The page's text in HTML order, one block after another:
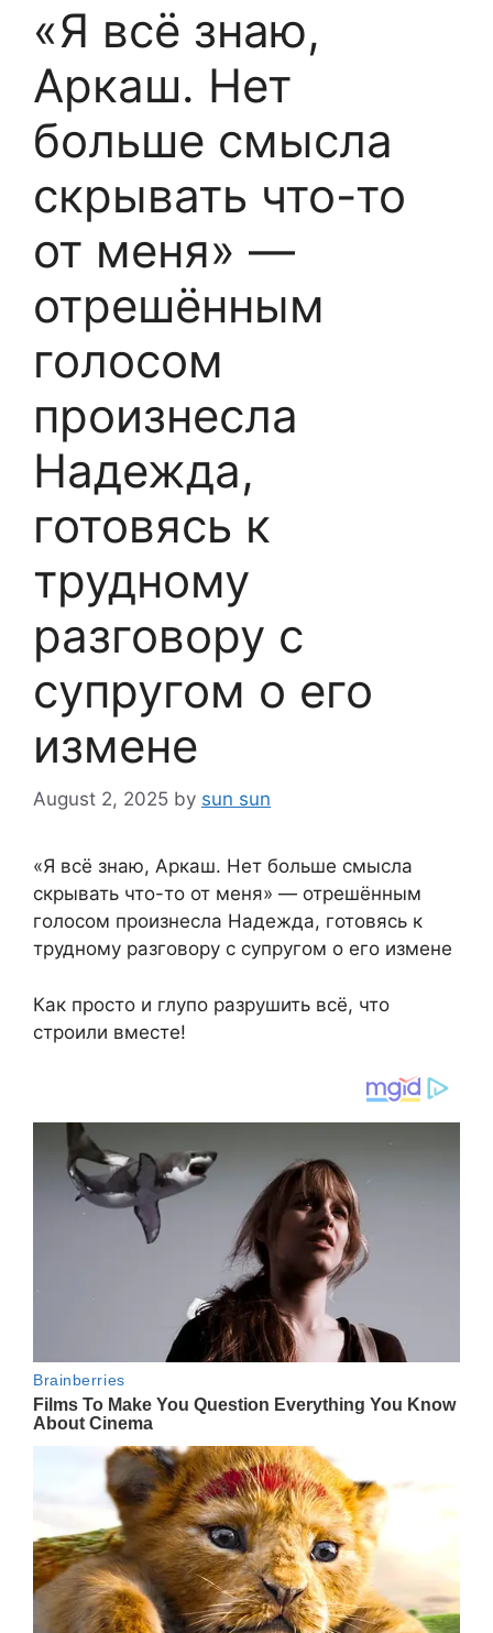
«Я всё знаю,
Аркаш. Нет
больше смысла
скрывать что-то
от меня» —
отрешённым
голосом
произнесла
Надежда,
готовясь к
трудному
разговору с
супругом о его
измене
August 2, 2025 by sun sun
«Я всё знаю, Аркаш. Нет больше смысла
скрывать что-то от меня» — отрешённым
голосом произнесла Надежда, готовясь к
трудному разговору с супругом о его измене
Как просто и глупо разрушить всё, что
строили вместе!